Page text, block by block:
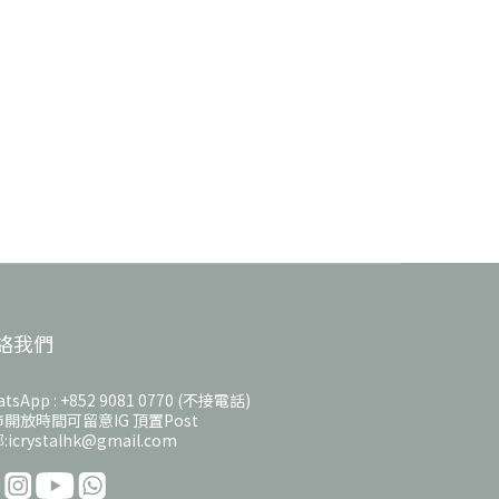
我們
: +852 9081 0770 (不接電話)
開放時間可留意IG 頂置Post
:icrystalhk@gmail.com